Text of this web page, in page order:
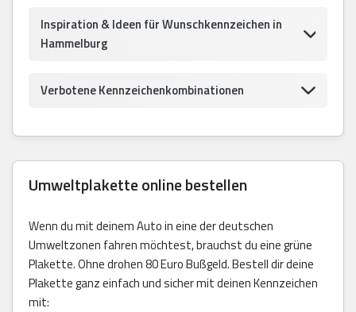
Inspiration & Ideen für Wunschkennzeichen in
Hammelburg
Verbotene Kennzeichenkombinationen
Umweltplakette online bestellen
Wenn du mit deinem Auto in eine der deutschen
Umweltzonen fahren möchtest, brauchst du eine grüne
Plakette. Ohne drohen 80 Euro Bußgeld. Bestell dir deine
Plakette ganz einfach und sicher mit deinen Kennzeichen
mit: